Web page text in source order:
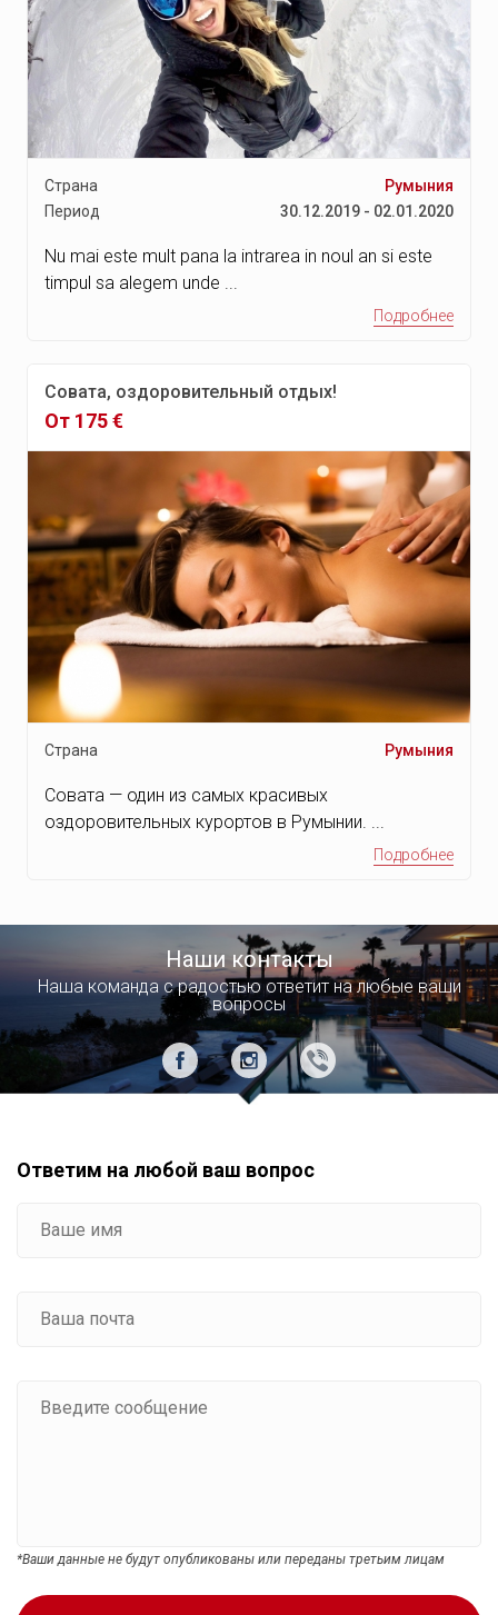
Страна
Румыния
Период
30.12.2019 - 02.01.2020
Nu mai este mult pana la intrarea in noul an si este
timpul sa alegem unde ...
Подробнее
Совата, оздоровительный отдых!
От 175 €
Страна Румыния
Совата — один из самых красивых
оздоровительных курортов в Румынии. ...
Подробнее
Наши контакты
Наша команда с радостью ответит на любые ваши
вопросы
Ответим на любой ваш вопрос
*Ваши данные не будут опубликованы или переданы третьим лицам